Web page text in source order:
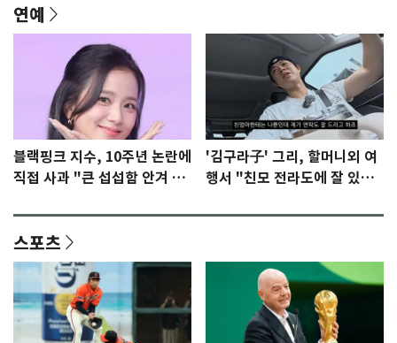
연예
블랙핑크 지수, 10주년 논란에
직접 사과 "큰 섭섭함 안겨 미
'김구라子' 그리, 할머니외 여
행서 "친모 전라도에 잘 있
스포츠